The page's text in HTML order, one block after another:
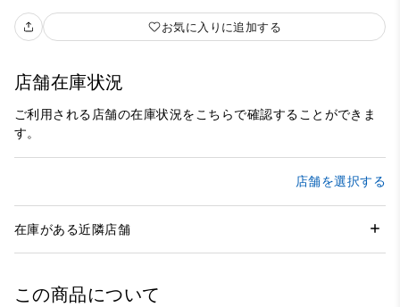
お気に入りに追加する
店舗在庫状況
ご利用される店舗の在庫状況をこちらで確認することができま
す。
店舗を選択する
在庫がある近隣店舗
この商品について